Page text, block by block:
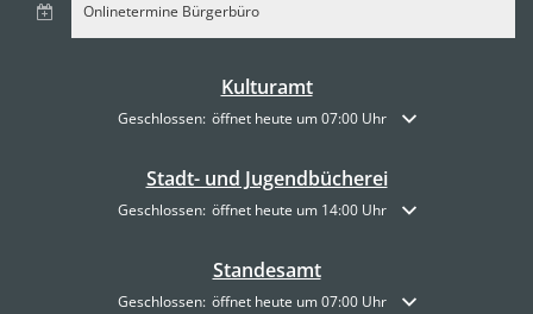
Onlinetermine Bürgerbüro
Kulturamt
Klicken, um weitere Öffnungs- oder Schließzeiten
Geschlossen: öffnet heute um 07:00 Uhr
Stadt- und Jugendbücherei
Klicken, um weitere Öffnungs- oder Schließzeiten
Geschlossen: öffnet heute um 14:00 Uhr
Standesamt
Klicken, um weitere Öffnungs- oder Schließzeiten
Geschlossen: öffnet heute um 07:00 Uhr